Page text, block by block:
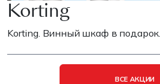
Korting
Korting. Винный шкаф в подарок.
ВСЕ АКЦИИ